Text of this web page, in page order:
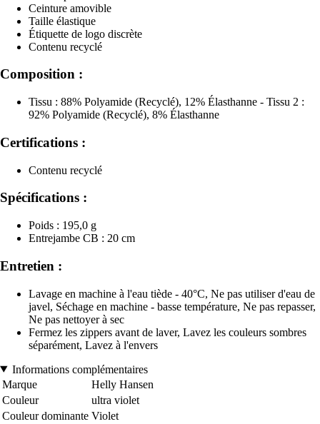
Ceinture amovible
Taille élastique
Étiquette de logo discrète
Contenu recyclé
Composition :
Tissu : 88% Polyamide (Recyclé), 12% Élasthanne - Tissu 2 :
92% Polyamide (Recyclé), 8% Élasthanne
Certifications :
Contenu recyclé
Spécifications :
Poids : 195,0 g
Entrejambe CB : 20 cm
Entretien :
Lavage en machine à l'eau tiède - 40°C, Ne pas utiliser d'eau de
javel, Séchage en machine - basse température, Ne pas repasser,
Ne pas nettoyer à sec
Fermez les zippers avant de laver, Lavez les couleurs sombres
séparément, Lavez à l'envers
Informations complémentaires
Marque
Helly Hansen
Couleur
ultra violet
Couleur dominante Violet